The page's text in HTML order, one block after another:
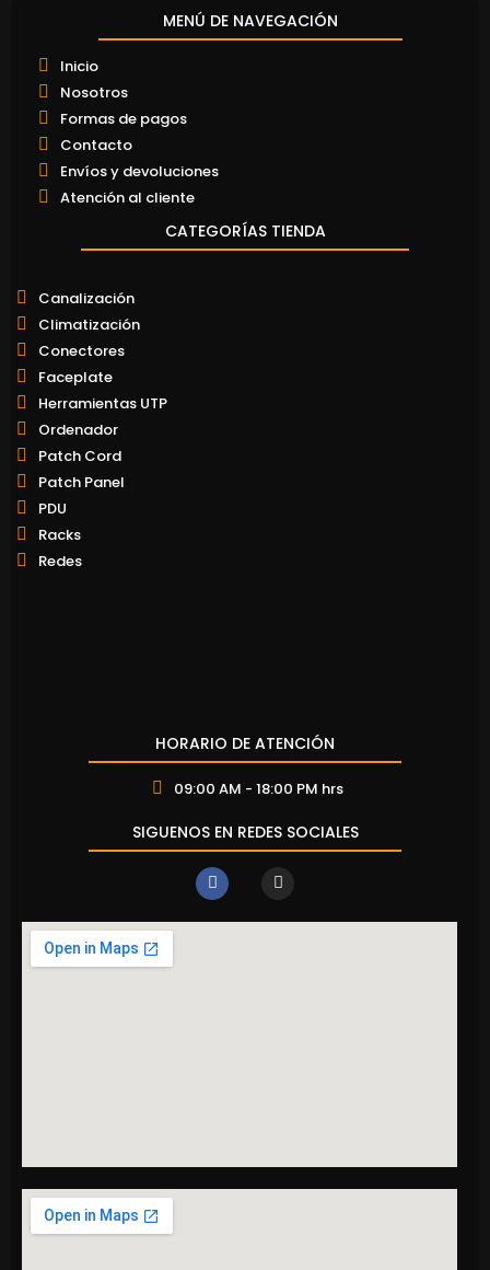
MENÚ DE NAVEGACIÓN
Inicio
Nosotros
Formas de pagos
Contacto
Envíos y devoluciones
Atención al cliente
CATEGORÍAS TIENDA
Canalización
Climatización
Conectores
Faceplate
Herramientas UTP
Ordenador
Patch Cord
Patch Panel
PDU
Racks
Redes
HORARIO DE ATENCIÓN
09:00 AM - 18:00 PM hrs
SIGUENOS EN REDES SOCIALES